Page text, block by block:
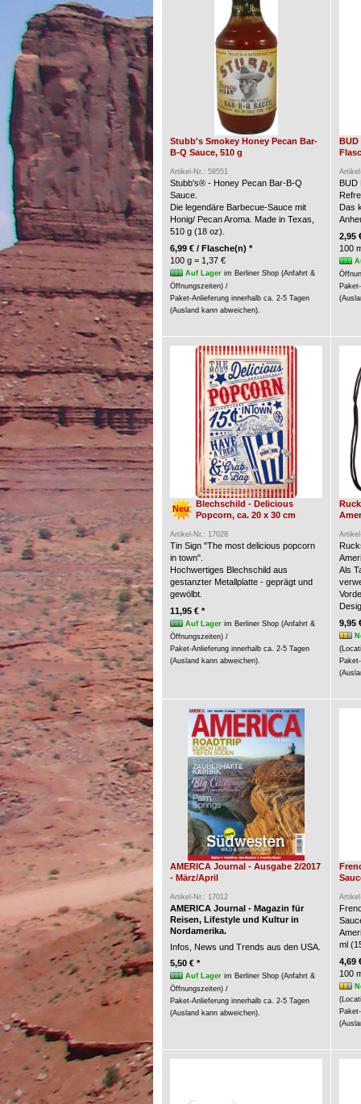
Stubb's Smokey Honey Pecan Bar-
B-Q Sauce, 510 g
Artikel-Nr.: 58551
Stubb's® - Honey Pecan Bar-B-Q
Sauce.
Die legendäre Barbecue-Sauce mit
Honig/ Pecan Aroma. Made in Texas,
510 g (18 oz).
6,99 € / Flasche(n) *
100 g = 1,37 €
Auf Lagerim Berliner Shop (Anfahrt &
Öffnungszeiten) /
Paket-Anlieferung innerhalb ca. 2-5 Tagen
(Ausland kann abweichen).
BUD
BUD
Das
2,95
100
Neu
Blechschild - Delicious
Popcorn, ca. 20 x 30 cm
Artikel-Nr.: 17028
Tin Sign "The most delicious popcorn
in town".
Hochwertiges Blechschild aus
gestanzter Metallplatte - geprägt und
gewölbt.
11,95 € *
Auf Lagerim Berliner Shop (Anfahrt &
Öffnungszeiten) /
Paket-Anlieferung innerhalb ca. 2-5 Tagen
(Ausland kann abweichen).
Als
9,95
AMERICA Journal - Ausgabe 2/2017
- März/April
Artikel-Nr.: 17012
AMERICA Journal - Magazin für
Reisen, Lifestyle und Kultur in
Nordamerika.
Infos, News und Trends aus den USA.
5,50 € *
Auf Lagerim Berliner Shop (Anfahrt &
Öffnungszeiten) /
Paket-Anlieferung innerhalb ca. 2-5 Tagen
(Ausland kann abweichen).
ml
4,69
100